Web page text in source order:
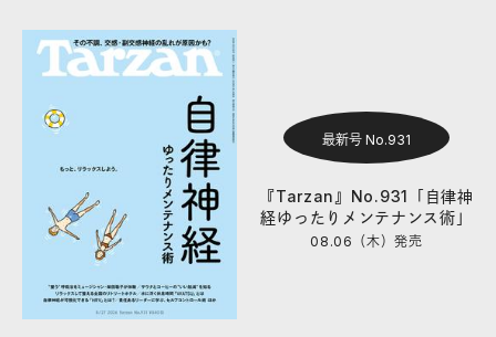
最新号 No.931
『Tarzan』No.931「自律神
経ゆったりメンテナンス術」
08.06（木）発売